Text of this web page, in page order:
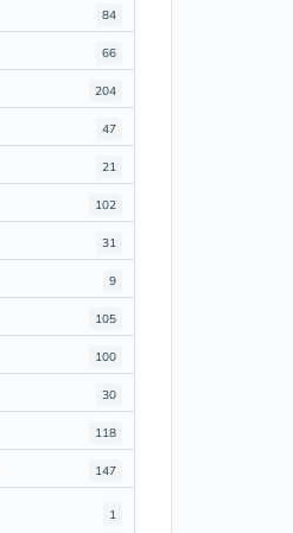
84
66
204
47
21
102
31
9
105
100
30
118
147
1